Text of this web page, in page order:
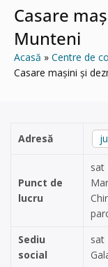
Casare
Munteni
Acasă
Centre de
Casare mașini și
Adresă
Punct de
lucru
sat
Sediu
social
sat